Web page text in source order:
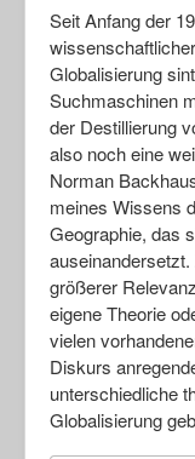
Seit Anfang der
Globalisierung
Suchmaschinen
der Destillierung
also noch eine
Norman
meines Wissens
Geographie, das
größerer
eigene Theorie
vielen
Diskurs
unterschiedliche
Globalisierung